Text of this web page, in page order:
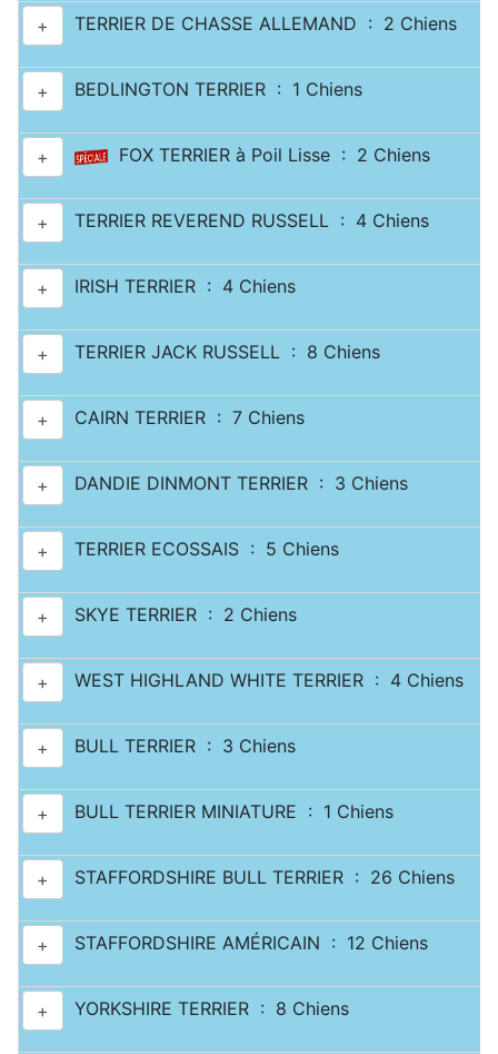
+ TERRIER DE CHASSE ALLEMAND : 2 Chiens
+ BEDLINGTON TERRIER : 1 Chiens
+ FOX TERRIER à Poil Lisse : 2 Chiens
+ TERRIER REVEREND RUSSELL : 4 Chiens
+ IRISH TERRIER : 4 Chiens
+ TERRIER JACK RUSSELL : 8 Chiens
+ CAIRN TERRIER : 7 Chiens
+ DANDIE DINMONT TERRIER : 3 Chiens
+ TERRIER ECOSSAIS : 5 Chiens
+ SKYE TERRIER : 2 Chiens
+ WEST HIGHLAND WHITE TERRIER : 4 Chiens
+ BULL TERRIER : 3 Chiens
+ BULL TERRIER MINIATURE : 1 Chiens
+ STAFFORDSHIRE BULL TERRIER : 26 Chiens
+ STAFFORDSHIRE AMÉRICAIN : 12 Chiens
+ YORKSHIRE TERRIER : 8 Chiens